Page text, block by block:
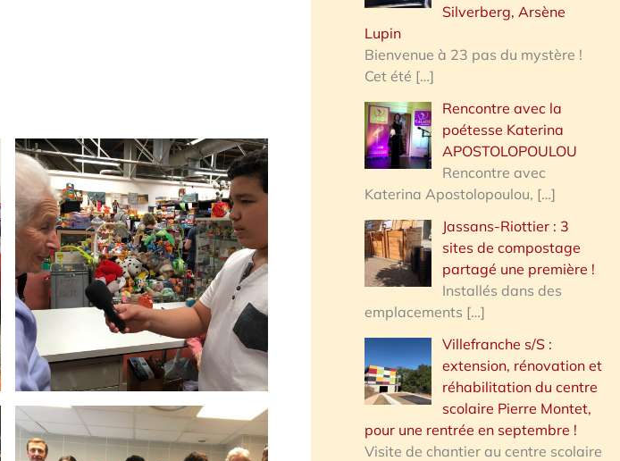
Silverberg, Arsène
Lupin
Bienvenue à 23 pas du mystère !
Cet été […]
Rencontre avec la
poétesse Katerina
APOSTOLOPOULOU
Rencontre avec
Katerina Apostolopoulou, […]
Jassans-Riottier : 3
sites de compostage
partagé une première !
Installés dans des
emplacements […]
Villefranche s/S :
extension, rénovation et
réhabilitation du centre
scolaire Pierre Montet,
pour une rentrée en septembre !
Visite de chantier au centre scolaire